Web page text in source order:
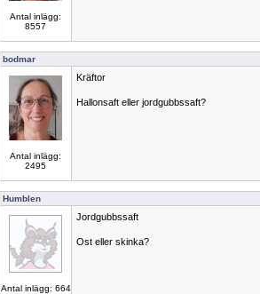
Antal inlägg:
8557
bodmar
Antal inlägg:
2495
Kräftor
Hallonsaft eller jordgubbssaft?
Humblen
Antal inlägg: 664
Jordgubbssaft
Ost eller skinka?